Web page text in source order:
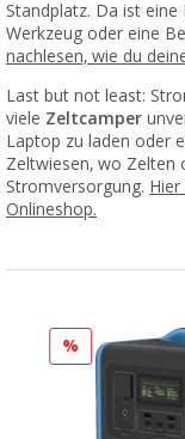
Standplatz. Da ist
Werkzeug oder eine
nachlesen, wie du
Last but not least:
viele Zeltcamper
Laptop zu laden oder
Zeltwiesen, wo Zelten
Stromversorgung.
Onlineshop.
%